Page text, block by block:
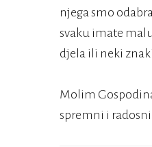
njega smo
svaku imate
djela ili neki
Molim
spremni i